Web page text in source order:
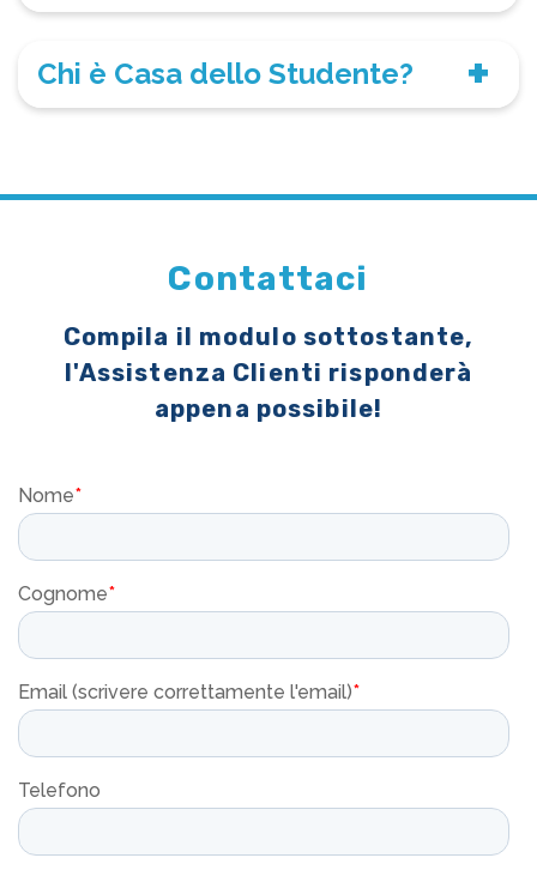
Chi è Casa dello Studente?
Contattaci
Compila il modulo sottostante,
l'Assistenza Clienti risponderà
appena possibile!